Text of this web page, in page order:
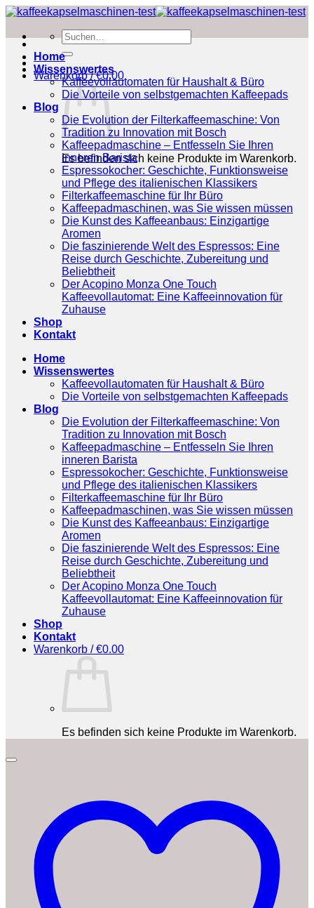
Zum
springen
Suchen
nach:
Warenkorb /€0.00
Es befinden sich keine Produkte im Warenkorb.
Home
Wissenswertes
Kaffeevollautomaten für Haushalt & Büro
Die Vorteile von selbstgemachten Kaffeepads
Blog
Die Evolution der Filterkaffeemaschine: Von
Tradition zu Innovation mit Bosch
Kaffeepadmaschine – Entfesseln Sie Ihren
inneren Barista
Espressokocher: Geschichte, Funktionsweise
und Pflege des italienischen Klassikers
Filterkaffeemaschine für Ihr Büro
Kaffeepadmaschinen, was Sie wissen müssen
Die Kunst des Kaffeeanbaus: Einzigartige
Aromen
Die faszinierende Welt des Espressos: Eine
Reise durch Geschichte, Zubereitung und
Beliebtheit
Der Acopino Monza One Touch
Kaffeevollautomat: Eine Kaffeeinnovation für
Zuhause
Shop
Kontakt
Home
Wissenswertes
Kaffeevollautomaten für Haushalt & Büro
Die Vorteile von selbstgemachten Kaffeepads
Blog
Die Evolution der Filterkaffeemaschine: Von
Tradition zu Innovation mit Bosch
Kaffeepadmaschine – Entfesseln Sie Ihren
inneren Barista
Espressokocher: Geschichte, Funktionsweise
und Pflege des italienischen Klassikers
Filterkaffeemaschine für Ihr Büro
Kaffeepadmaschinen, was Sie wissen müssen
Die Kunst des Kaffeeanbaus: Einzigartige
Aromen
Die faszinierende Welt des Espressos: Eine
Reise durch Geschichte, Zubereitung und
Beliebtheit
Der Acopino Monza One Touch
Kaffeevollautomat: Eine Kaffeeinnovation für
Zuhause
Shop
Kontakt
Warenkorb /€0.00
Es befinden sich keine Produkte im Warenkorb.